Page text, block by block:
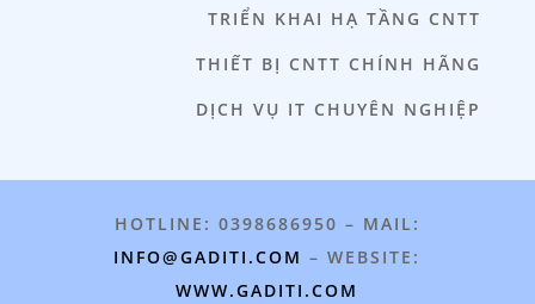
TRIỂN KHAI HẠ TẦNG CNTT
THIẾT BỊ CNTT CHÍNH HÃNG
DỊCH VỤ IT CHUYÊN NGHIỆP
HOTLINE: 0398686950 – MAIL:
INFO@GADITI.COM – WEBSITE:
WWW.GADITI.COM